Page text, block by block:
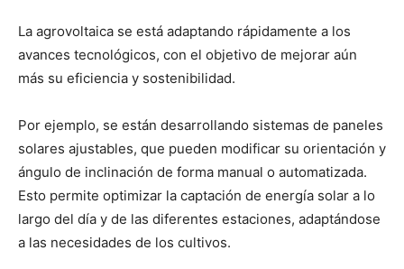
La agrovoltaica se está adaptando rápidamente a los
avances tecnológicos, con el objetivo de mejorar aún
más su eficiencia y sostenibilidad.
Por ejemplo, se están desarrollando sistemas de paneles
solares ajustables, que pueden modificar su orientación y
ángulo de inclinación de forma manual o automatizada.
Esto permite optimizar la captación de energía solar a lo
largo del día y de las diferentes estaciones, adaptándose
a las necesidades de los cultivos.